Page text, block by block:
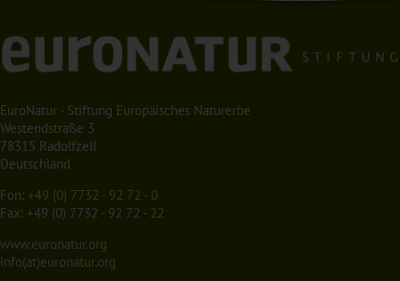
EuroNatur - Stiftung Europäisches Naturerbe
Westendstraße 3
78315 Radolfzell
Deutschland
Fon: +49 (0) 7732 - 92 72 - 0
Fax: +49 (0) 7732 - 92 72 - 22
www.euronatur.org
info(at)euronatur.org